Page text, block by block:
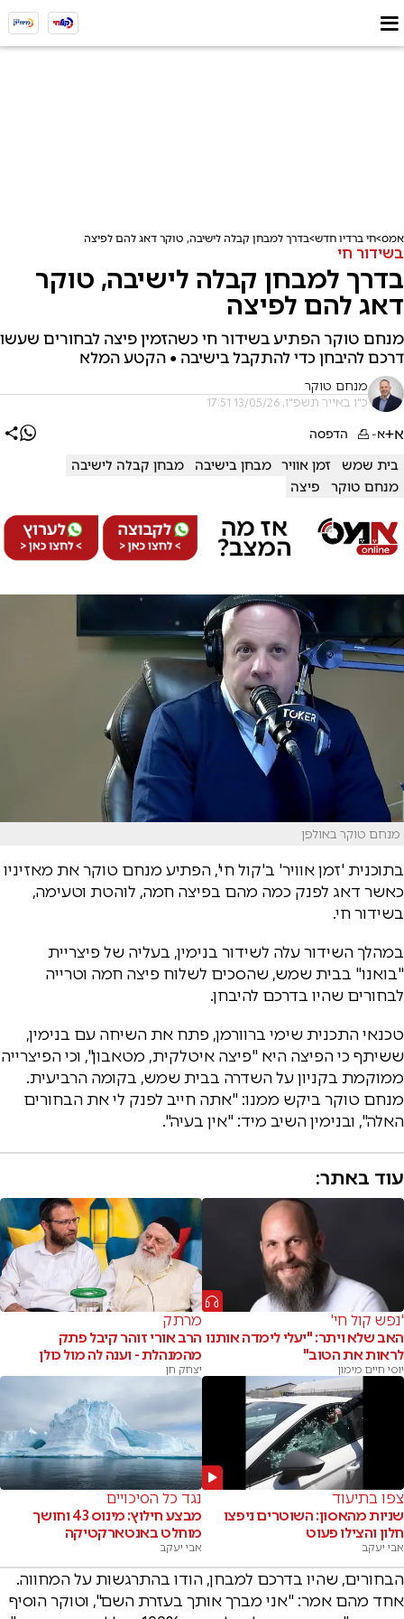
אמס חי ברדיו חדש בדרך למבחן קבלה לישיבה, טוקר דאג להם לפיצה
בשידור חי
בדרך למבחן קבלה לישיבה, טוקר
דאג להם לפיצה
מנחם טוקר הפתיע בשידור חי כשהזמין פיצה לבחורים שעשו
דרכם להיבחן כדי להתקבל בישיבה • הקטע המלא
מנחם טוקר
כ"ו באייר תשפ"ו, 13/05/26 17:51
א+א- הדפסה
בית שמש זמן אוויר מבחן בישיבה
מבחן קבלה לישיבה
מנחם טוקר
פיצה
מנחם טוקר באולפן
בתוכנית 'זמן אוויר' ב'קול חי', הפתיע מנחם טוקר את מאזיניו
כאשר דאג לפנק כמה מהם בפיצה חמה, לוהטת וטעימה,
בשידור חי.
במהלך השידור עלה לשידור בנימין, בעליה של פיצריית
"בואנו" בבית שמש, שהסכים לשלוח פיצה חמה וטרייה
לבחורים שהיו בדרכם להיבחן.
טכנאי התכנית שימי ברוורמן, פתח את השיחה עם בנימין,
ששיתף כי הפיצה היא "פיצה איטלקית, מטאבון", וכי הפיצרייה
ממוקמת בקניון על השדרה בבית שמש, בקומה הרביעית.
מנחם טוקר ביקש ממנו: "אתה חייב לפנק לי את הבחורים
האלה", ובנימין השיב מיד: "אין בעיה".
עוד באתר:
'נפש קול חי'
האב שלא ויתר: "יעלי לימדה אותנו
לראות את הטוב"
יוסי חיים מימון
מרתק
הרב אורי זוהר קיבל פתק
מהמנהלת - וענה לה מול כולן
יצחק חן
צפו בתיעוד
שניות מהאסון: השוטרים ניפצו
חלון והצילו פעוט
אבי יעקב
נגד כל הסיכויים
מבצע חילוץ: מינוס 43 וחושך
מוחלט באנטארקטיקה
אבי יעקב
הבחורים, שהיו בדרכם למבחן, הודו בהתרגשות על המחווה.
אחד מהם אמר: "אני מברך אותך בעזרת השם", וטוקר הוסיף